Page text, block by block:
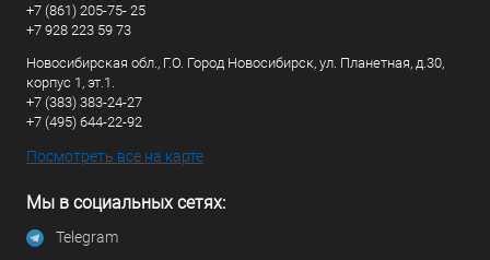
+7 (861) 205-75- 25
+7 928 223 59 73
Новосибирская обл., Г.О. Город Новосибирск, ул. Планетная, д.30,
корпус 1, эт.1.
+7 (383) 383-24-27
+7 (495) 644-22-92
Посмотреть все на карте
Мы в социальных сетях:
Telegram